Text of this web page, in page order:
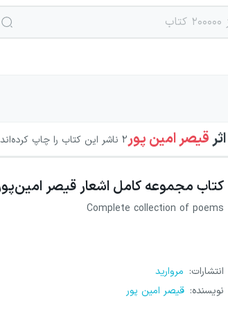
اثرقیصر امین پور2 ناشر این کتاب را چاپ کرده‌اند
کتاب مجموعه کامل اشعار قیصر
Complete collection of poems
انتشارات: مروارید
نویسنده: قیصر امین پور